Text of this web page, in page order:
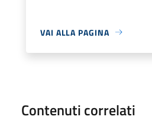
VAI ALLA PAGINA
Contenuti correlati